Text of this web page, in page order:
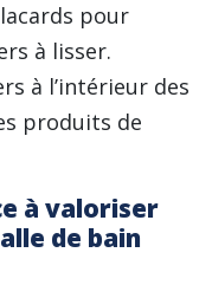
pour
à lisser.
à l’intérieur des
produits de
à valoriser
de bain